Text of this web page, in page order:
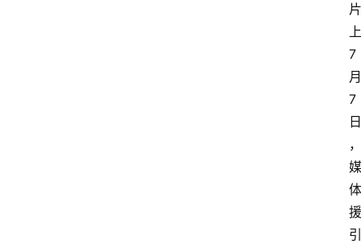
片
上
7
月
7
日
，
媒
体
援
引